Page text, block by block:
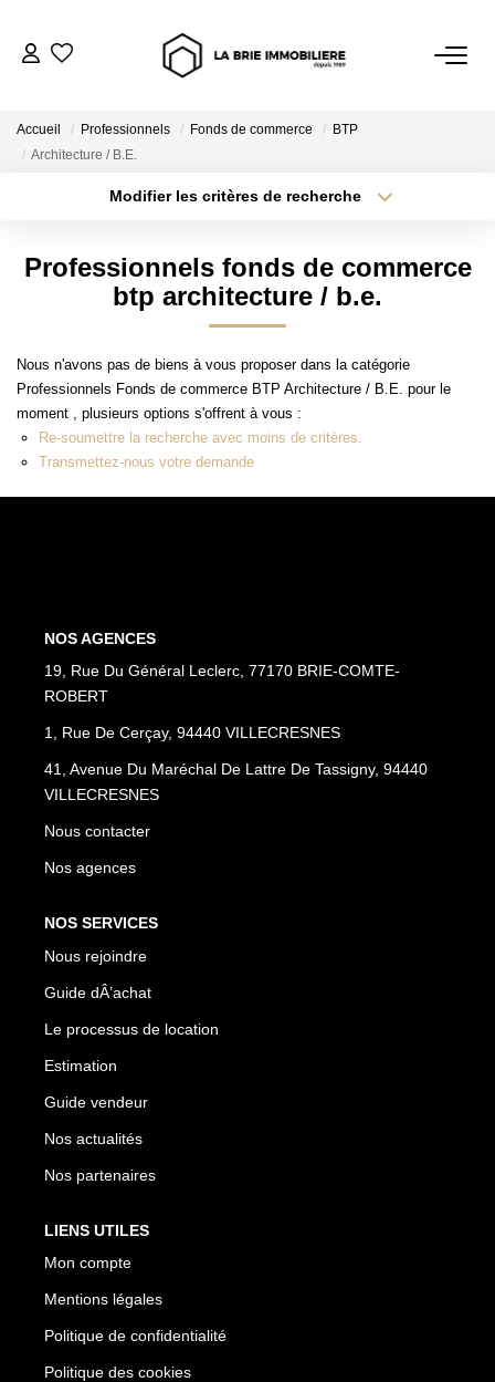
Immobilier Neuf
VENDRE
Estimer Mon Bien
Le Mandat Premium
Notre Guide Du Vendeur
Nos Biens Vendus
Apporteurs D'affaire
Le Processus De Location
NOTRE GROUPE
Accueil Professionnels Fonds de commerce
BTP
Architecture / B.E.
Modifier les critères de recherche
Type de bien
Plus de critères
Professionnels fonds de commerce
btp architecture / b.e.
Nous n'avons pas de biens à vous proposer dans la catégorie
Professionnels Fonds de commerce BTP Architecture / B.E. pour le
moment , plusieurs options s'offrent à vous :
Re-soumettre la recherche avec moins de critères.
Transmettez-nous votre demande
NOS AGENCES
19, Rue Du Général Leclerc, 77170 BRIE-COMTE-
ROBERT
1, Rue De Cerçay, 94440 VILLECRESNES
41, Avenue Du Maréchal De Lattre De Tassigny, 94440
VILLECRESNES
Nous contacter
Nos agences
NOS SERVICES
Nous rejoindre
Guide dÂ’achat
Le processus de location
Estimation
Guide vendeur
Nos actualités
Nos partenaires
LIENS UTILES
Mon compte
Mentions légales
Politique de confidentialité
Politique des cookies